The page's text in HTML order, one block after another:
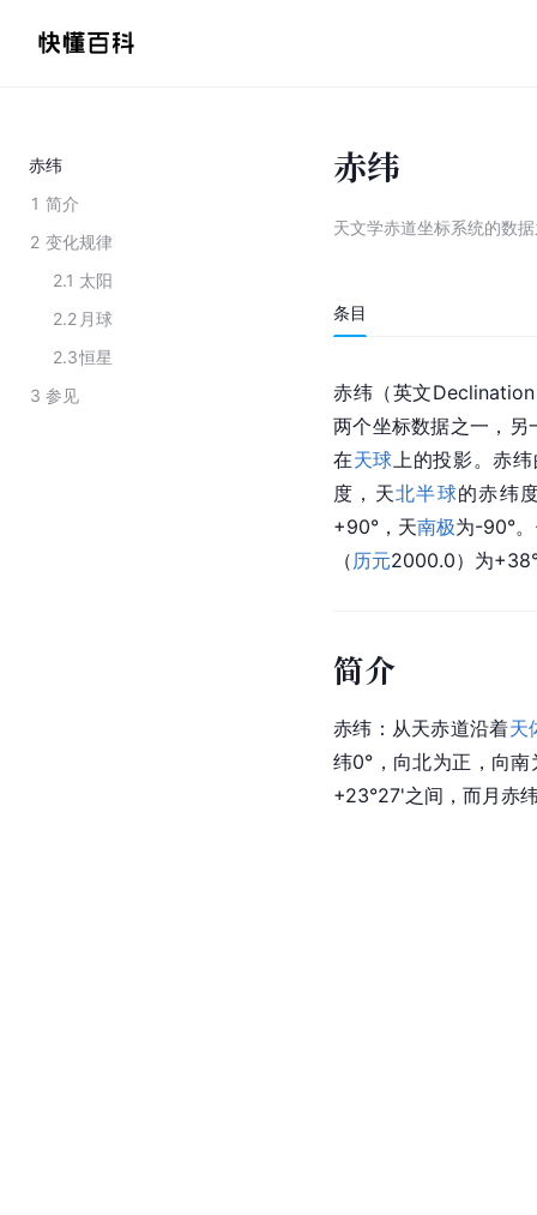
赤纬
1 简介
2 变化规律
2.1 太阳
2.2 月球
2.3恒星
3 参见
赤纬
天文学赤道坐标系统的数
条目
赤纬（英文
两个坐标数据之一，另
在天球 上的投影。赤
度，天北半球的赤纬
+90°，天南极为-90°
（ 历元2000.0）为
简介
赤纬：从天赤道沿着天
纬0°，向北为正，向
+23°27'之间，而月赤